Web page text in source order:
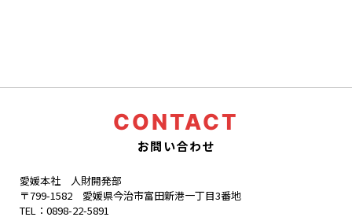
CONTACT
お問い合わせ
愛媛本社 人財開発部
〒799-1582 愛媛県今治市富田新港一丁目3番地
TEL： 0898-22-5891